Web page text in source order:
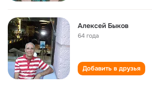
Алексей Быков
64 года
Добавить в друзья